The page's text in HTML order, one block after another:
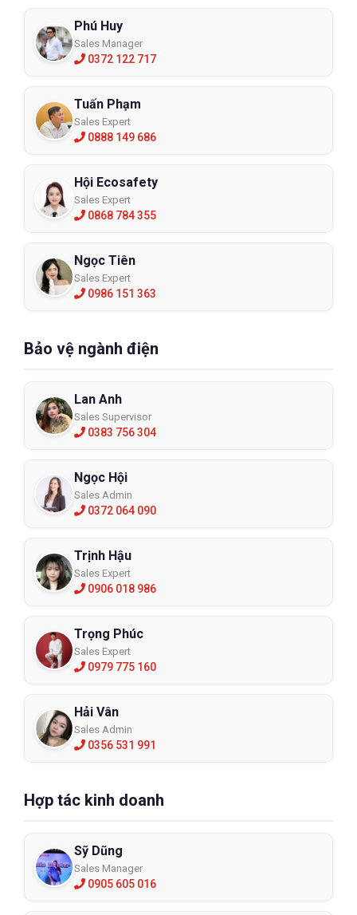
Phú Huy
Sales Manager
0372 122 717
Tuấn Phạm
Sales Expert
0888 149 686
Hội Ecosafety
Sales Expert
0868 784 355
Ngọc Tiên
Sales Expert
0986 151 363
Bảo vệ ngành điện
Lan Anh
Sales Supervisor
0383 756 304
Ngọc Hội
Sales Admin
0372 064 090
Trịnh Hậu
Sales Expert
0906 018 986
Trọng Phúc
Sales Expert
0979 775 160
Hải Vân
Sales Admin
0356 531 991
Hợp tác kinh doanh
Sỹ Dũng
Sales Manager
0905 605 016